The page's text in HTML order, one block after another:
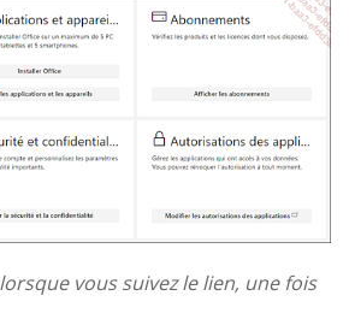
vous suivez le lien, une fois